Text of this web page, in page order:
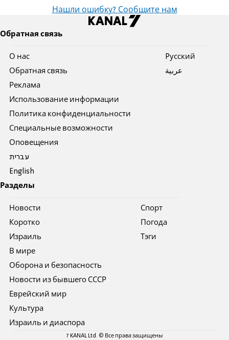
Нашли ошибку? Сообщите нам
Обратная связь
О нас
Обратная связь
Реклама
Использование информации
Политика конфиденциальности
Специальные возможности
Оповещения
עברית
English
Pусский
عربية
Разделы
Новости
Коротко
Израиль
В мире
Оборона и безопасность
Новости из бывшего СССР
Еврейский мир
Культура
Израиль и диаспора
Спорт
Погода
Тэги
7 KANAL Ltd. © Все права защищены